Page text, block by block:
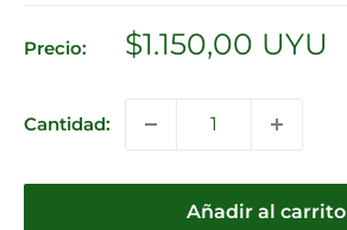
Precio:
Precio
$1.150,00 UYU
Cantidad:
Añadir al carrito